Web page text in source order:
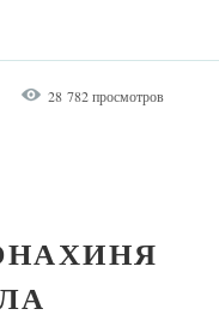
28 782 просмотров